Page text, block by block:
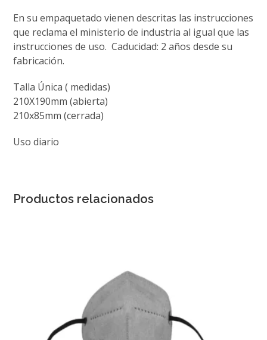
En su empaquetado vienen descritas las instrucciones
que reclama el ministerio de industria al igual que las
instrucciones de uso. Caducidad: 2 años desde su
fabricación.
Talla Única ( medidas)
210X190mm (abierta)
210x85mm (cerrada)
Uso diario
Productos relacionados